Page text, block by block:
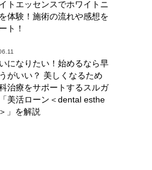
トエッセンスでホワイトニ
体験！施術の流れや感想を
ト！
になりたい！始めるなら早
がいい？ 美しくなるため
治療をサポートするスルガ
美活ローン＜dental esthe
」を解説